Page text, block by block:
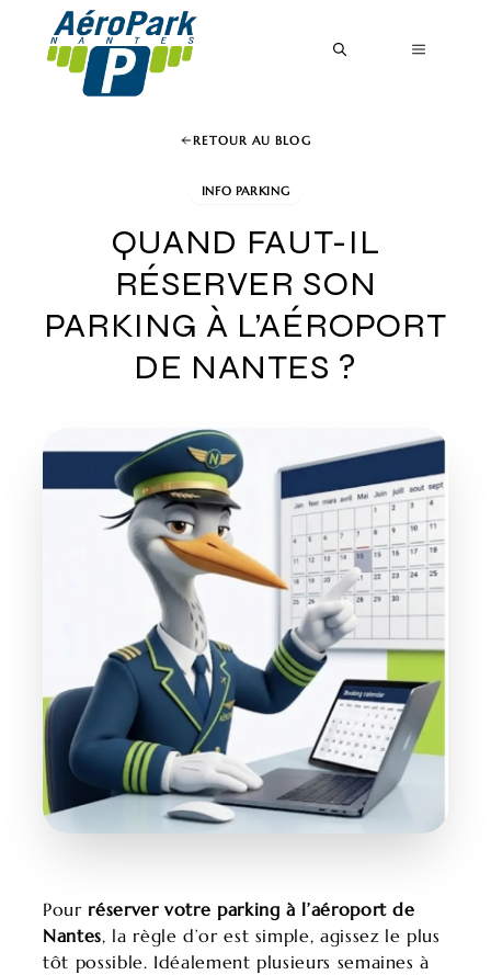
contenu
MENU
RETOUR AU BLOG
INFO PARKING
QUAND FAUT-IL
RÉSERVER SON
PARKING À L’AÉROPORT
DE NANTES ?
Pour réserver votre parking à l’aéroport de
Nantes, la règle d’or est simple, agissez le plus
tôt possible. Idéalement plusieurs semaines à